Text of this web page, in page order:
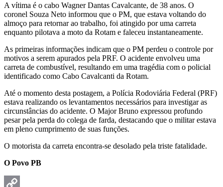
A vítima é o cabo Wagner Dantas Cavalcante, de 38 anos. O
coronel Souza Neto informou que o PM, que estava voltando do
almoço para retornar ao trabalho, foi atingido por uma carreta
enquanto pilotava a moto da Rotam e faleceu instantaneamente.
As primeiras informações indicam que o PM perdeu o controle por
motivos a serem apurados pela PRF. O acidente envolveu uma
carreta de combustível, resultando em uma tragédia com o policial
identificado como Cabo Cavalcanti da Rotam.
Até o momento desta postagem, a Polícia Rodoviária Federal (PRF)
estava realizando os levantamentos necessários para investigar as
circunstâncias do acidente. O Major Bruno expressou profundo
pesar pela perda do colega de farda, destacando que o militar estava
em pleno cumprimento de suas funções.
O motorista da carreta encontra-se desolado pela triste fatalidade.
O Povo PB